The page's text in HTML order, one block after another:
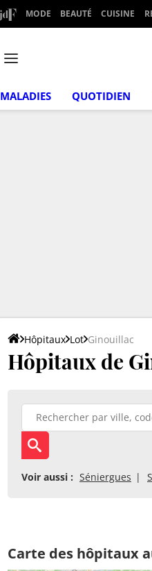
MODE BEAUTÉ CUISINE
MALADIES QUOTIDIEN
Hôpitaux Lot Ginouillac
Hôpitaux de
Voir aussi : Séniergues
Carte des hôpitaux